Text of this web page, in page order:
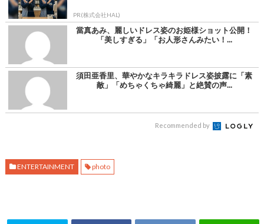
PR(株式会社HAL)
當真あみ、麗しいドレス姿のお姫様ショット公開！
「美しすぎる」「お人形さんみたい！...
須田亜香里、華やかなキラキラドレス姿披露に「素
敵」「めちゃくちゃ綺麗」と絶賛の声...
Recommended by
ENTERTAINMENT photo